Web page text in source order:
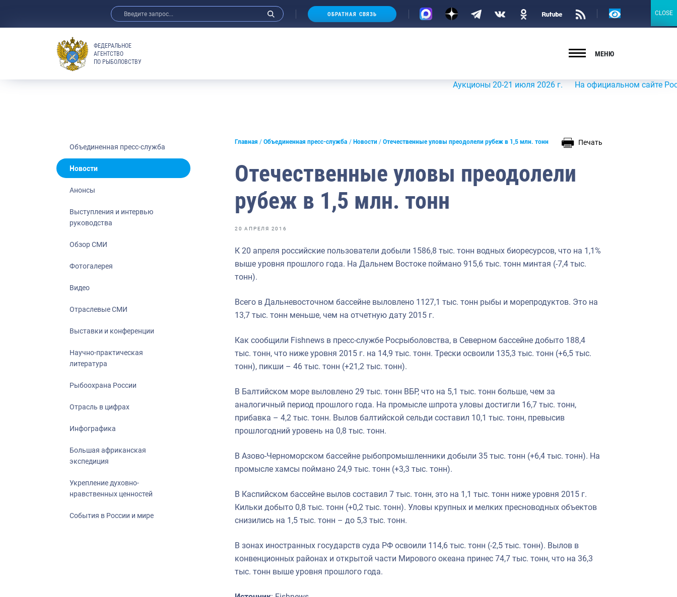
Анонсы
Отраслевые СМИ
Выставки и конференции
Научно-практическая литература
Рыбоохрана России
Отрасль в цифрах
Укрепление духовно-нравственных
События в России и мире
ОБРАТНАЯ СВЯЗЬ
Версия
ФЕДЕРАЛЬНОЕ
АГЕНТСТВО
ПО РЫБОЛОВСТВУ
МЕНЮ
Аукционы 20-21 июля 2026 г. На официальном сайте
Объединенная пресс-служба
Новости
Анонсы
Выступления и интервью
руководства
Обзор СМИ
Фотогалерея
Видео
Отраслевые СМИ
Выставки и конференции
Научно-практическая
литература
Рыбоохрана России
Отрасль в цифрах
Инфографика
Большая африканская
экспедиция
Укрепление духовно-
нравственных ценностей
События в России и мире
Главная Объединенная пресс-служба Новости Отечественные уловы преодолели рубеж в 1,5 млн. тонн Печать
Отечественные уловы преодолели
рубеж в 1,5 млн. тонн
20 АПРЕЛЯ 2016
К 20 апреля российские пользователи добыли 1586,8 тыс. тонн водных биоресурсов, что на 1,1%
выше уровня прошлого года. На Дальнем Востоке поймано 915,6 тыс. тонн минтая (-7,4 тыс.
тонн).
Всего в Дальневосточном бассейне выловлено 1127,1 тыс. тонн рыбы и морепродуктов. Это на
13,7 тыс. тонн меньше, чем на отчетную дату 2015 г.
Как сообщили Fishnews в пресс-службе Росрыболовства, в Северном бассейне добыто 188,4
тыс. тонн, что ниже уровня 2015 г. на 14,9 тыс. тонн. Трески освоили 135,3 тыс. тонн (+6,5 тыс.
тонн), пикши – 46 тыс. тонн (+21,2 тыс. тонн).
В Балтийском море выловлено 29 тыс. тонн ВБР, что на 5,1 тыс. тонн больше, чем за
аналогичный период прошлого года. На промысле шпрота уловы достигли 16,7 тыс. тонн,
прибавка – 4,2 тыс. тонн. Вылов балтийской сельди составил 10,1 тыс. тонн, превысив
прошлогодний уровень на 0,8 тыс. тонн.
В Азово-Черноморском бассейне рыбопромышленники добыли 35 тыс. тонн (+6,4 тыс. тонн). На
промысле хамсы поймано 24,9 тыс. тонн (+3,3 тыс. тонн).
В Каспийском бассейне вылов составил 7 тыс. тонн, это на 1,1 тыс. тонн ниже уровня 2015 г.
Кильки добыто 0,8 тыс. тонн (+0,2 тыс. тонн). Уловы крупных и мелких пресноводных объектов
снизились на 1,5 тыс. тонн – до 5,3 тыс. тонн.
В зонах иностранных государств суда РФ освоили 114,6 тыс. тонн (-2,5 тыс. тонн). Вылов в
конвенционных районах и открытой части Мирового океана принес 74,7 тыс. тонн, что на 36,3
тыс. тонн выше уровня прошлого года.
CLOSE
CLOSE